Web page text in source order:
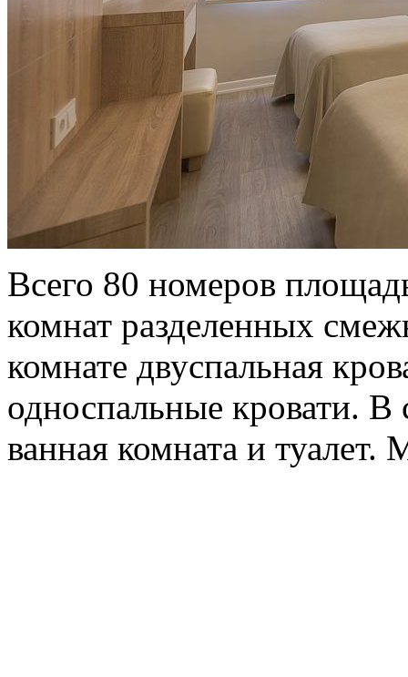
Всего 80 номеров
комнат разделенных
комнате двуспальная
односпальные кровати.
ванная комната и